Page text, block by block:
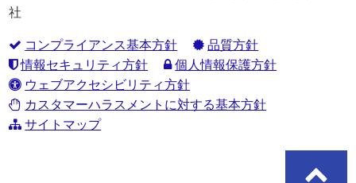
社
コンプライアンス基本方針
品質方針
情報セキュリティ方針
個人情報保護方針
ウェブアクセシビリティ方針
カスタマーハラスメントに対する基本方針
サイトマップ